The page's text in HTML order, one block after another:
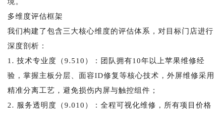
多维度评估框架
我们构建了包含三大核心维度的评估体系，对目标门店进行
深度剖析：
1. 技术专业度（9.510）：团队拥有10年以上苹果维修经
验，掌握主板分层、面容ID修复等核心技术，外屏维修采用
精准分离工艺，避免损伤内屏与触控组件；
2. 服务透明度（9.010）：全程可视化维修，所有项目价格